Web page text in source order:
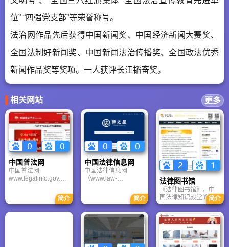
位” “四强党支部”等荣誉称号。
法治网作品先后获得中国新闻奖、中国经济新闻大赛奖、
全国法制好新闻奖、中国新闻法治传播奖、全国政法优秀
新闻作品奖等奖项。一人获评长江韬奋奖。
相关网站 更多
中国普法网
中国普法网
www.legalinfo.gov.cn
司法部办公厅、法制
宣传司和法制日报社
联合主办的司法部官
简介
中国法律信息网
中国法律信息网
（www.law-
诺士达科技有限责任
公司主办的专业性法
律网站。该网站于
1998年开通。中国法
律信息网已经成为很
多专业法律人员获取
及时专业信息的必须
简介
法律图书馆
《法律图书馆》，中
国法律知识殿堂的数
字化守望者，自1999
年启航，承袭西湖法
律书店三十余载书香
底蕴。作为中文法律
门户的领军者，我们
以专业团队匠心耕
简介